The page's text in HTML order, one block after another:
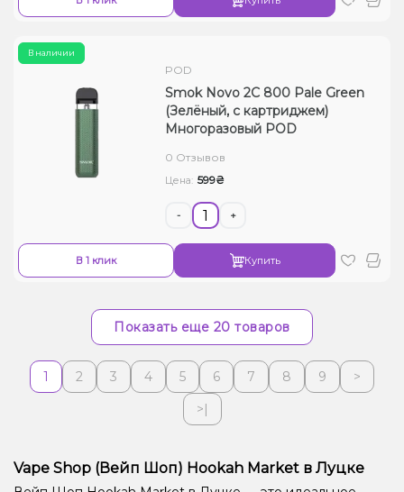
В наличии
POD
Smok Novo 2C 800 Pale Green
(Зелёный, с картриджем)
Многоразовый POD
0 Отзывов
Цена: 599₴
- +
В 1 клик Купить
Показать еще 20 товаров
1 2 3 4 5 6 7 8 9
>
>|
Vape Shop (Вейп Шоп) Hookah Market в Луцке